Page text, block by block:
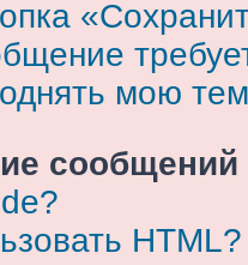
мою
HTML?